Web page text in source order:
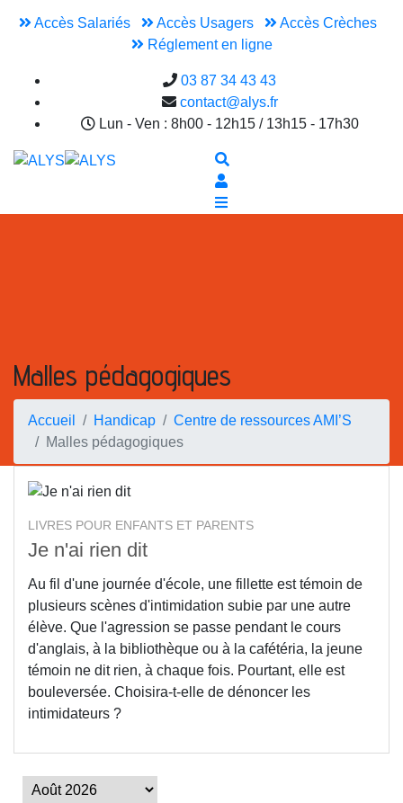
Accès Salariés Accès Usagers
Accès Crèches
Réglement en ligne
03 87 34 43 43
contact@alys.fr
Lun - Ven : 8h00 - 12h15 / 13h15 - 17h30
Malles pédagogiques
Accueil Handicap
Centre de ressources AMI’S
Malles pédagogiques
LIVRES POUR ENFANTS ET PARENTS
Je n'ai rien dit
Au fil d'une journée d'école, une fillette est témoin de
plusieurs scènes d'intimidation subie par une autre
élève. Que l'agression se passe pendant le cours
d'anglais, à la bibliothèque ou à la cafétéria, la jeune
témoin ne dit rien, à chaque fois. Pourtant, elle est
bouleversée. Choisira-t-elle de dénoncer les
intimidateurs ?